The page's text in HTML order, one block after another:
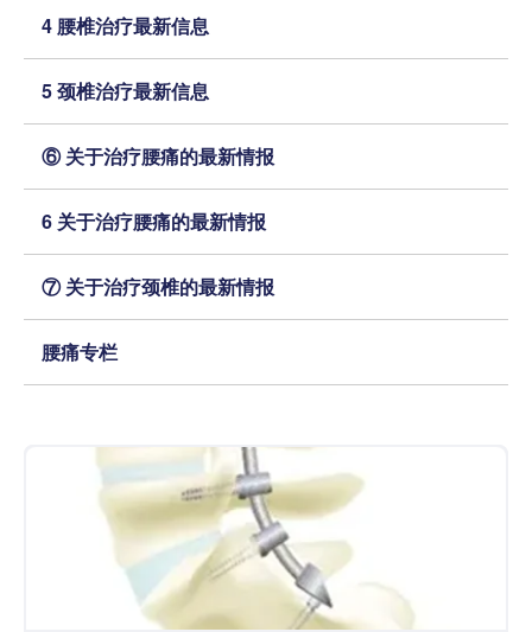
4 腰椎治疗最新信息
5 颈椎治疗最新信息
⑥ 关于治疗腰痛的最新情报
6 关于治疗腰痛的最新情报
⑦ 关于治疗颈椎的最新情报
腰痛专栏